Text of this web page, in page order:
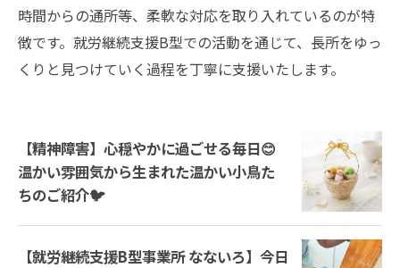
時間からの通所等、柔軟な対応を取り入れているのが特
徴です。就労継続支援B型での活動を通じて、長所をゆっ
くりと見つけていく過程を丁寧に支援いたします。
【精神障害】心穏やかに過ごせる毎日😊
温かい雰囲気から生まれた温かい小鳥た
ちのご紹介🐦
【就労継続支援B型事業所 なないろ】今日